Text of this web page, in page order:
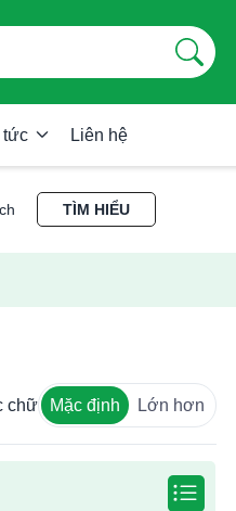
tức Liên hệ
TÌM HIỂU
chữ Mặc định Lớn hơn